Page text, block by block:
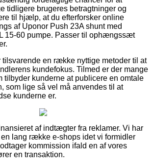
tidligere brugeres betragtninger og
til hjælp, at du efterforsker online
af Uponor Push 23A shunt med
15-60 pumpe. Passer til ophængssæt
tilsvarende en række nyttige metoder til at
kundefokus. Tilmed er der mange
tilbyder kunderne at publicere en omtale
som lige så vel må anvendes til at
kunderne er.
af indtægter fra reklamer. Vi har
lang række e-shops idet vi formidler
kommission ifald en af vores
en transaktion.